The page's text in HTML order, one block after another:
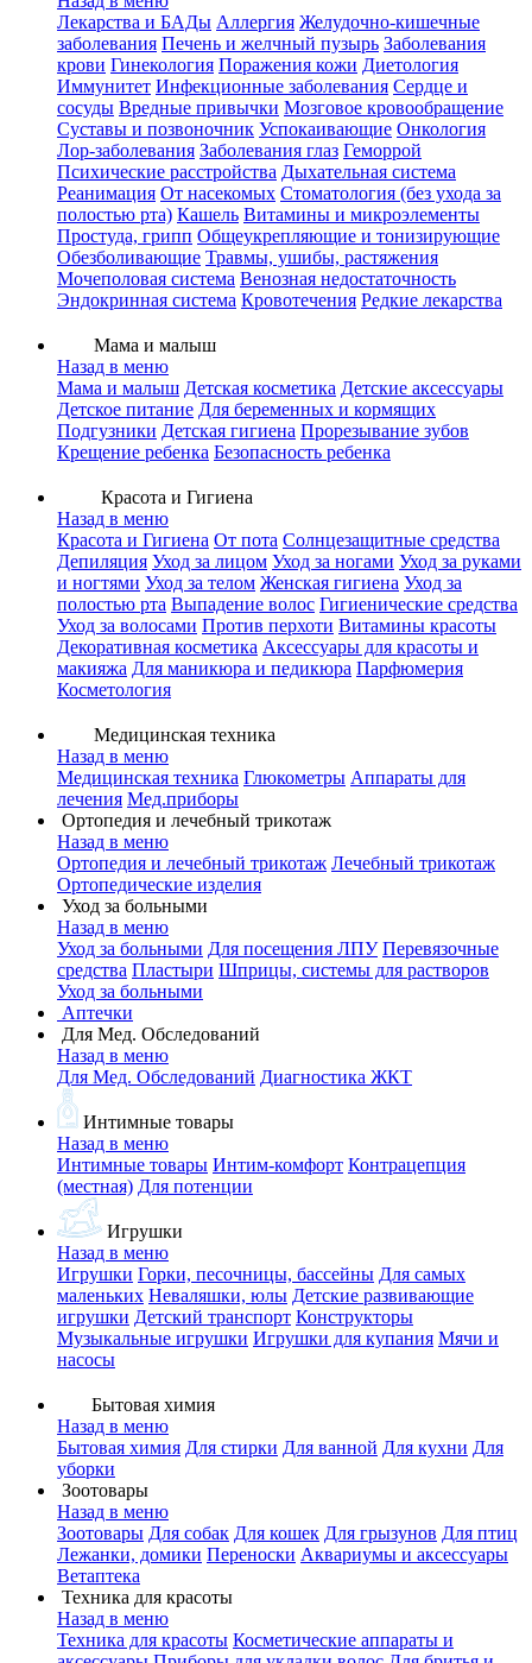
Лекарства и БАДы Аллергия Желудочно-кишечные
заболевания Печень и желчный пузырь Заболевания
крови Гинекология Поражения кожи Диетология
Иммунитет Инфекционные заболевания Сердце и
сосуды Вредные привычки Мозговое кровообращение
Суставы и позвоночник Успокаивающие Онкология
Лор-заболевания Заболевания глаз Геморрой
Психические расстройства Дыхательная система
Реанимация От насекомых Стоматология (без ухода за
полостью рта) Кашель Витамины и микроэлементы
Простуда, грипп Общеукрепляющие и тонизирующие
Обезболивающие Травмы, ушибы, растяжения
Мочеполовая система Венозная недостаточность
Эндокринная система Кровотечения Редкие лекарства
Мама и малыш
Назад в меню
Мама и малыш Детская косметика Детские аксессуары
Детское питание Для беременных и кормящих
Подгузники Детская гигиена Прорезывание зубов
Крещение ребенка Безопасность ребенка
Красота и Гигиена
Назад в меню
Красота и Гигиена От пота Солнцезащитные средства
Депиляция Уход за лицом Уход за ногами Уход за руками
и ногтями Уход за телом Женская гигиена Уход за
полостью рта Выпадение волос Гигиенические средства
Уход за волосами Против перхоти Витамины красоты
Декоративная косметика Аксессуары для красоты и
макияжа Для маникюра и педикюра Парфюмерия
Косметология
Медицинская техника
Назад в меню
Медицинская техника Глюкометры Аппараты для
лечения Мед.приборы
Ортопедия и лечебный трикотаж
Назад в меню
Ортопедия и лечебный трикотаж Лечебный трикотаж
Ортопедические изделия
Уход за больными
Назад в меню
Уход за больными Для посещения ЛПУ Перевязочные
средства Пластыри Шприцы, системы для растворов
Уход за больными
Аптечки
Для Мед. Обследований
Назад в меню
Для Мед. Обследований Диагностика ЖКТ
Интимные товары
Назад в меню
Интимные товары Интим-комфорт Контрацепция
(местная) Для потенции
Игрушки
Назад в меню
Игрушки Горки, песочницы, бассейны Для самых
маленьких Неваляшки, юлы Детские развивающие
игрушки Детский транспорт Конструкторы
Музыкальные игрушки Игрушки для купания Мячи и
насосы
Бытовая химия
Назад в меню
Бытовая химия Для стирки Для ванной Для кухни Для
уборки
Зоотовары
Назад в меню
Зоотовары Для собак Для кошек Для грызунов Для птиц
Лежанки, домики Переноски Аквариумы и аксессуары
Ветаптека
Техника для красоты
Назад в меню
Техника для красоты Косметические аппараты и